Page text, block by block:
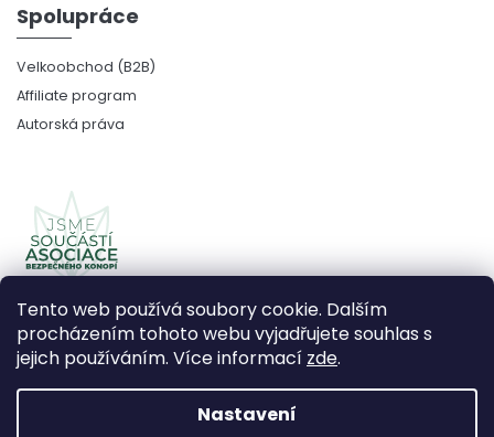
Tento web používá soubory cookie. Dalším
procházením tohoto webu vyjadřujete souhlas s
jejich používáním. Více informací zde.
Nastavení
Spolupráce
Velkoobchod (B2B)
Affiliate program
Autorská práva